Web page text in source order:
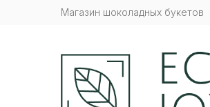
Магазин шоколадных букетов